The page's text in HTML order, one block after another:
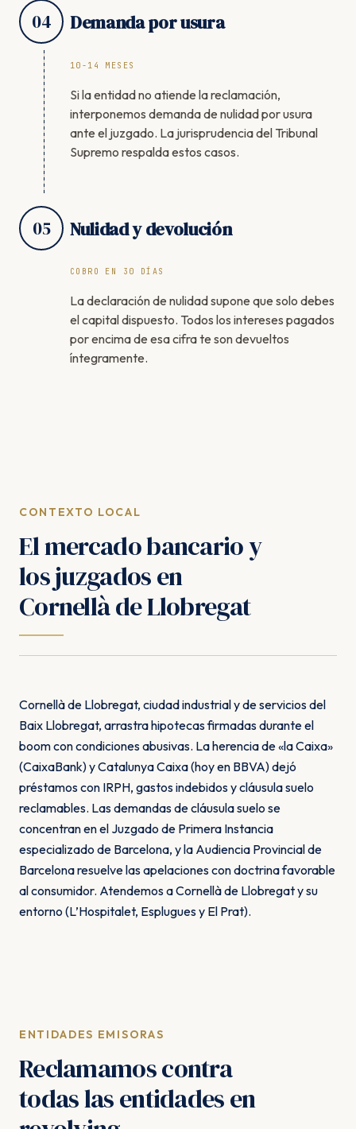
04 Demanda por usura
10-14 MESES
Si la entidad no atiende la reclamación,
interponemos demanda de nulidad por usura
ante el juzgado. La jurisprudencia del Tribunal
Supremo respalda estos casos.
05 Nulidad y devolución
COBRO EN 30 DÍAS
La declaración de nulidad supone que solo debes
el capital dispuesto. Todos los intereses pagados
por encima de esa cifra te son devueltos
íntegramente.
CONTEXTO LOCAL
El mercado bancario y
los juzgados en
Cornellà de Llobregat
Cornellà de Llobregat, ciudad industrial y de servicios del
Baix Llobregat, arrastra hipotecas firmadas durante el
boom con condiciones abusivas. La herencia de «la Caixa»
(CaixaBank) y Catalunya Caixa (hoy en BBVA) dejó
préstamos con IRPH, gastos indebidos y cláusula suelo
reclamables. Las demandas de cláusula suelo se
concentran en el Juzgado de Primera Instancia
especializado de Barcelona, y la Audiencia Provincial de
Barcelona resuelve las apelaciones con doctrina favorable
al consumidor. Atendemos a Cornellà de Llobregat y su
entorno (L’Hospitalet, Esplugues y El Prat).
ENTIDADES EMISORAS
Reclamamos contra
todas las entidades en